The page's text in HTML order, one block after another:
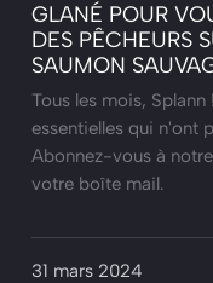
GLANÉ POUR
DES PÊCHEURS
SAUMON
Tous les mois,
essentielles qui n'ont
Abonnez-vous à
votre boîte mail.
31 mars 2024